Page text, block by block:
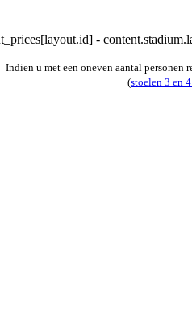
-
Indien u met een oneven aantal
(stoelen 3 en